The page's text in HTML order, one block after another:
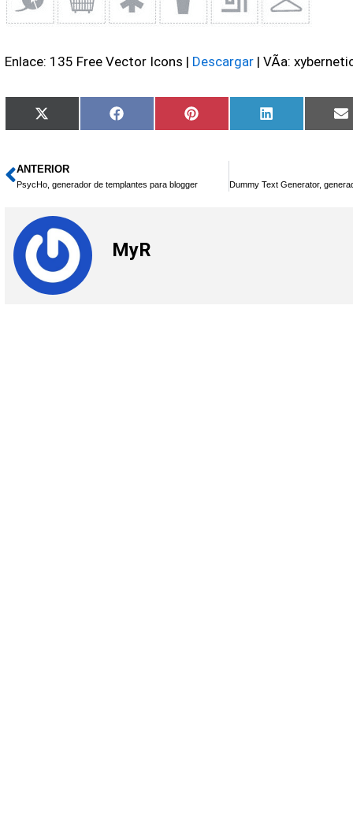
Enlace: 135 Free Vector Icons | Descargar| VÃ­a:
Compartir
en
X
(Twitter)
Compartir
en
Facebook
Compartir
en
Pinterest
Compartir
en
LinkedIn
Ant
ANTERIOR
PsycHo, generador de templantes para blogger
MyR